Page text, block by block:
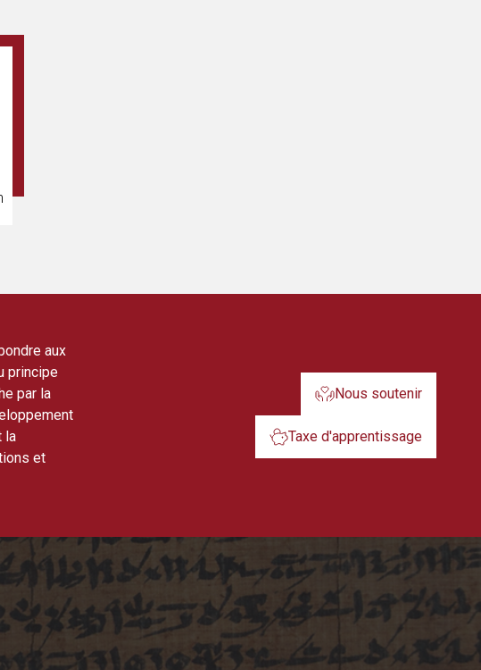
aux
principe
par la
la
et
Nous soutenir
Taxe d'apprentissage